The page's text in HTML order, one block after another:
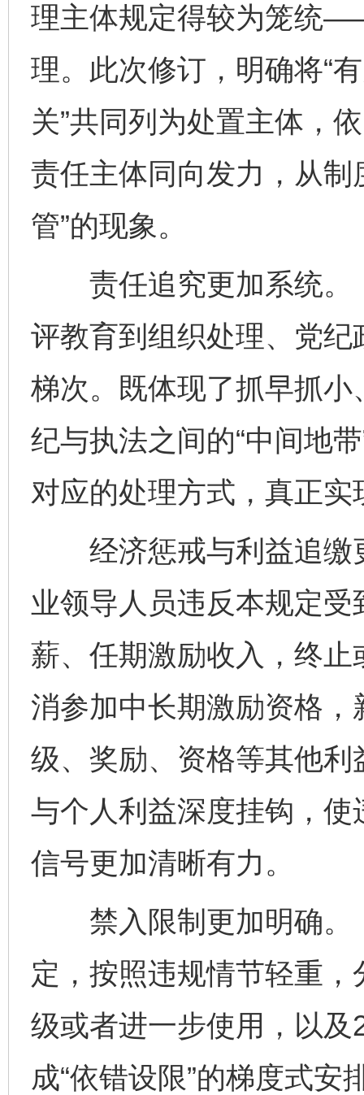
理主体规定得较为笼统
理。此次修订，明确将“
关”共同列为处置主体，
责任主体同向发力，从制
管”的现象。
责任追究更加系统。
评教育到组织处理、党
梯次。既体现了抓早抓
纪与执法之间的“中间地
对应的处理方式，真正实
经济惩戒与利益追缴
业领导人员违反本规定
薪、任期激励收入，终
消参加中长期激励资格
级、奖励、资格等其他
与个人利益深度挂钩，
信号更加清晰有力。
禁入限制更加明确。
定，按照违规情节轻重
级或者进一步使用，以
成“依错设限”的梯度式